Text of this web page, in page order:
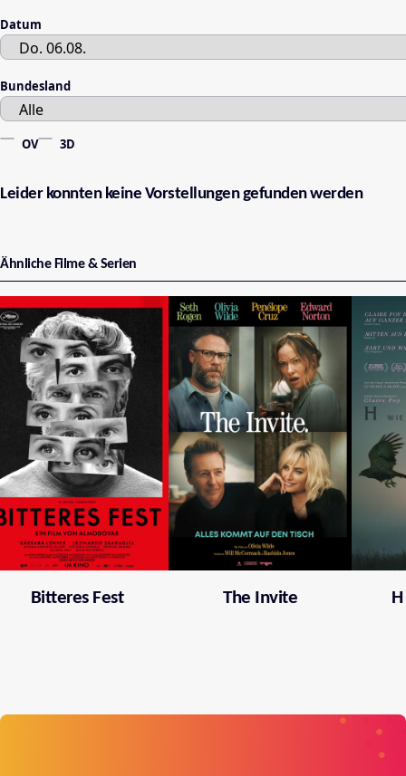
Datum
Bundesland
OV 3D
Leider konnten keine Vorstellungen gefunden werden
Ähnliche Filme & Serien
Bitteres Fest The Invite